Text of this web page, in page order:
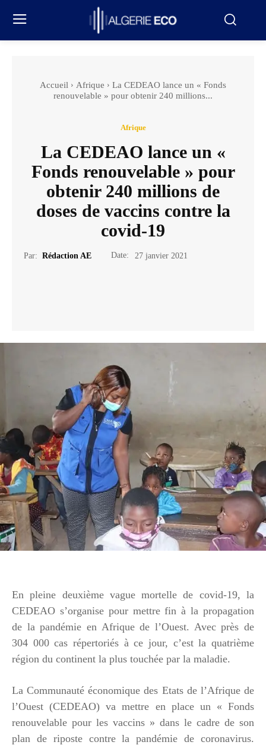
Accueil Afrique
La CEDEAO lance un « Fonds
renouvelable » pour obtenir 240 millions...
Afrique
La CEDEAO lance un «
Fonds renouvelable » pour
obtenir 240 millions de
doses de vaccins contre la
covid-19
Par: Rédaction AE Date: 27 janvier 2021
En pleine deuxième vague mortelle de covid-19, la
CEDEAO s’organise pour mettre fin à la propagation
de la pandémie en Afrique de l’Ouest. Avec près de
304 000 cas répertoriés à ce jour, c’est la quatrième
région du continent la plus touchée par la maladie.
La Communauté économique des Etats de l’Afrique de
l’Ouest (CEDEAO) va mettre en place un « Fonds
renouvelable pour les vaccins » dans le cadre de son
plan de riposte contre la pandémie de coronavirus.